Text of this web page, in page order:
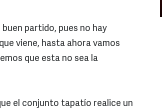
partido, pues no hay
viene, hasta ahora vamos
que esta no sea la
el conjunto tapatío realice un